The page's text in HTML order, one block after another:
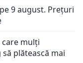
9 august. Prețuri
care mulți
plătească mai